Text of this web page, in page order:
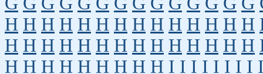
H H H H H H H H H H H H H H
H H H H H H H H H H H H H H
H H H H H H H H H I I I I I I I I